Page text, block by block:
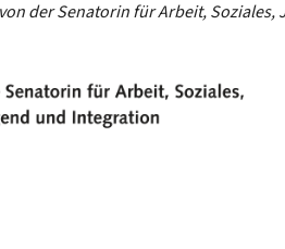
der Senatorin für Arbeit, Soziales,